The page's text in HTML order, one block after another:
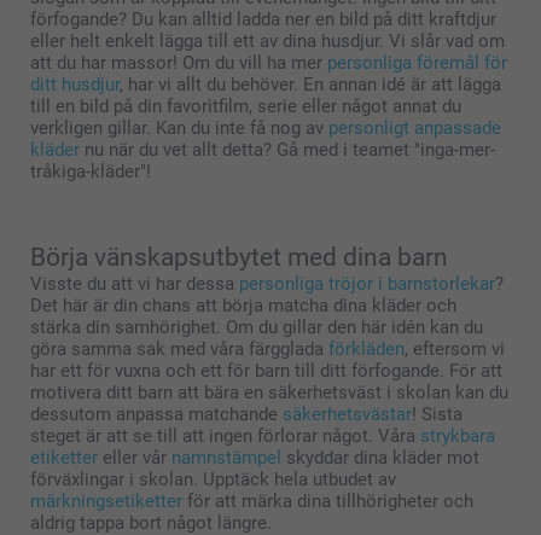
förfogande? Du kan alltid ladda ner en bild på ditt kraftdjur
eller helt enkelt lägga till ett av dina husdjur. Vi slår vad om
att du har massor! Om du vill ha mer personliga föremål för
ditt husdjur, har vi allt du behöver. En annan idé är att lägga
till en bild på din favoritfilm, serie eller något annat du
verkligen gillar. Kan du inte få nog av personligt anpassade
kläder nu när du vet allt detta? Gå med i teamet "inga-mer-
tråkiga-kläder"!
Börja vänskapsutbytet med dina barn
Visste du att vi har dessa personliga tröjor i barnstorlekar?
Det här är din chans att börja matcha dina kläder och
stärka din samhörighet. Om du gillar den här idén kan du
göra samma sak med våra färgglada förkläden, eftersom vi
har ett för vuxna och ett för barn till ditt förfogande. För att
motivera ditt barn att bära en säkerhetsväst i skolan kan du
dessutom anpassa matchande säkerhetsvästar! Sista
steget är att se till att ingen förlorar något. Våra strykbara
etiketter eller vår namnstämpel skyddar dina kläder mot
förväxlingar i skolan. Upptäck hela utbudet av
märkningsetiketter för att märka dina tillhörigheter och
aldrig tappa bort något längre.